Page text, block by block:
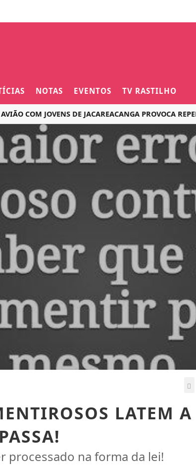
NOTAS EVENTOS TV RASTILHO
COM JOVENS DE JACAREACANGA PROVOCA
LATEM A
processado na forma da lei!